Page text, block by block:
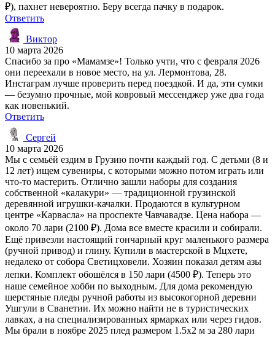
₽), пахнет невероятно. Беру всегда пачку в подарок.
Ответить
Виктор
10 марта 2026
Спасибо за про «Мамамзе»! Только учти, что с февраля 2026
они переехали в новое место, на ул. Лермонтова, 28.
Инстаграм лучше проверить перед поездкой. И да, эти сумки
— безумно прочные, мой ковровый мессенджер уже два года
как новенький.
Ответить
Сергей
10 марта 2026
Мы с семьёй ездим в Грузию почти каждый год. С детьми (8 и
12 лет) ищем сувениры, с которыми можно потом играть или
что-то мастерить. Отлично зашли наборы для создания
собственной «калакури» — традиционной грузинской
деревянной игрушки-качалки. Продаются в культурном
центре «Карвасла» на проспекте Чавчавадзе. Цена набора —
около 70 лари (2100 ₽). Дома все вместе красили и собирали.
Ещё привезли настоящий гончарный круг маленького размера
(ручной привод) и глину. Купили в мастерской в Мцхете,
недалеко от собора Светицховели. Хозяин показал детям азы
лепки. Комплект обошёлся в 150 лари (4500 ₽). Теперь это
наше семейное хобби по выходным. Для дома рекомендую
шерстяные пледы ручной работы из высокогорной деревни
Ушгули в Сванетии. Их можно найти не в туристических
лавках, а на специализированных ярмарках или через гидов.
Мы брали в ноябре 2025 плед размером 1.5х2 м за 280 лари